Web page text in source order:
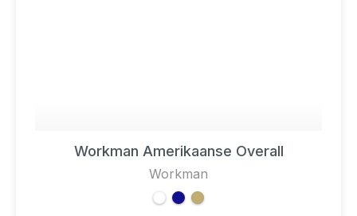
Workman Amerikaanse Overall
Workman